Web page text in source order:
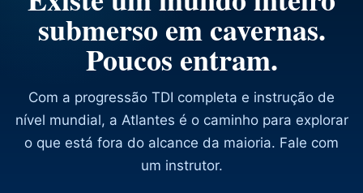
submerso em cavernas.
Poucos entram.
Com a progressão TDI completa e instrução de
nível mundial, a Atlantes é o caminho para explorar
o que está fora do alcance da maioria. Fale com
um instrutor.